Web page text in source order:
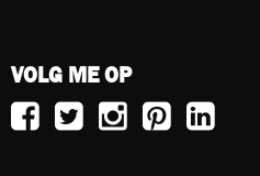
VOLG ME OP
VolgVolgVolgVolgVolg